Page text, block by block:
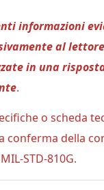
informazioni
al
in una
.
o scheda
conferma della
STD-810G.